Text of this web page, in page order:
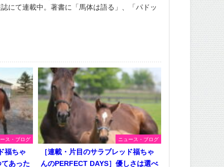
にて連載中。著書に「馬体は語る」、「パドッ
ース・ブログ
福ちゃ
あった
ニュース・ブログ
［連載・片目のサラブレッド福ちゃ
んのPERFECT DAYS］優しさは選べ